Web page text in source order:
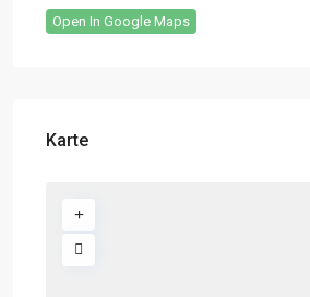
Open In Google Maps
Karte